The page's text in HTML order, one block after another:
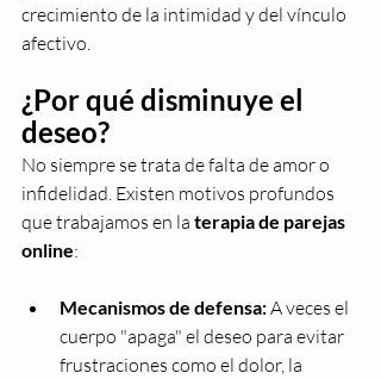
crecimiento de la intimidad y del vínculo
afectivo.
¿Por qué disminuye el
deseo?
No siempre se trata de falta de amor o
infidelidad. Existen motivos profundos
que trabajamos en la terapia de parejas
online:
Mecanismos de defensa: A veces el
cuerpo "apaga" el deseo para evitar
frustraciones como el dolor, la